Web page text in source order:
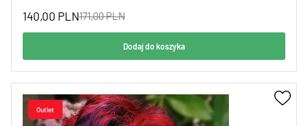
171,00PLN
140,00 PLN
Dodaj do koszyka